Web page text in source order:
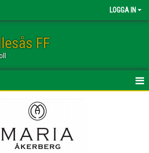
LOGGA IN
FF